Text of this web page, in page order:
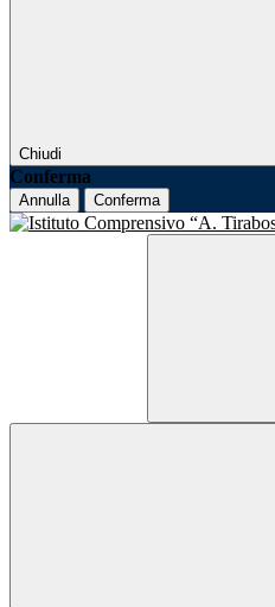
Chiudi
Conferma
Annulla Conferma